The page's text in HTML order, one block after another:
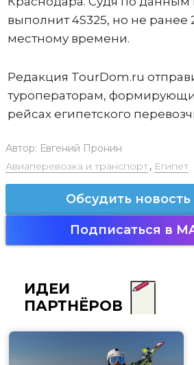
выполнит 4S325, но не ранее
местному времени.
Редакция TourDom.ru
туроператорам,
рейсах египетского
Автор: Евгений Пронин
Авиаперевозка и транспорт, Египет
Обсудить новость
Подписаться в
ИДЕИ
ПАРТНЁРОВ